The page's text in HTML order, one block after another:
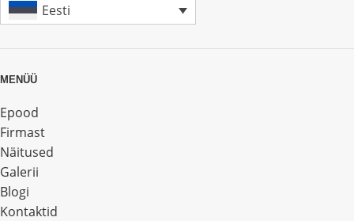
Eesti
MENÜÜ
Epood
Firmast
Näitused
Galerii
Blogi
Kontaktid